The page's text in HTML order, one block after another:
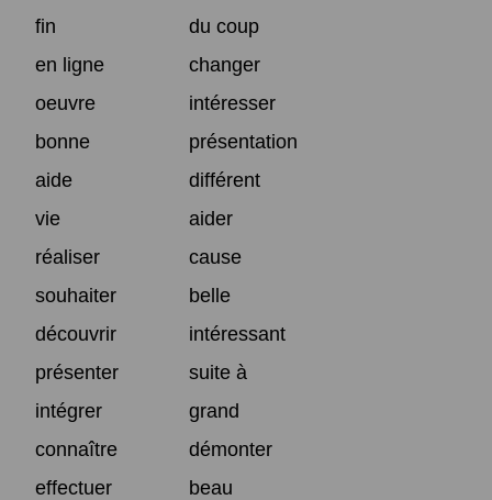
fin
du coup
en ligne
changer
oeuvre
intéresser
bonne
présentation
aide
différent
vie
aider
réaliser
cause
souhaiter
belle
découvrir
intéressant
présenter
suite à
intégrer
grand
connaître
démonter
effectuer
beau